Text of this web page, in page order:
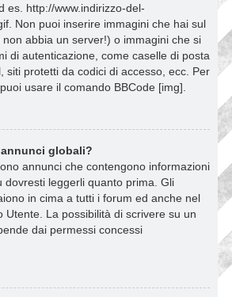
es. http://www.indirizzo-del-
Non puoi inserire immagini che hai sul
abbia un server!) o immagini che si
di autenticazione, come caselle di posta
siti protetti da codici di accesso, ecc. Per
usare il comando BBCode [img].
globali?
annunci che contengono informazioni
dovresti leggerli quanto prima. Gli
in cima a tutti i forum ed anche nel
Utente. La possibilità di scrivere su un
dai permessi concessi